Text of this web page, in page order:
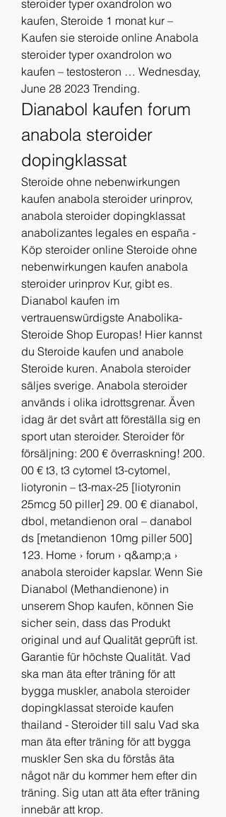
steroider typer oxandrolon wo
kaufen, Steroide 1 monat kur –
Kaufen sie steroide online Anabola
steroider typer oxandrolon wo
kaufen – testosteron … Wednesday,
June 28 2023 Trending.
Dianabol kaufen forum
anabola steroider
dopingklassat
Steroide ohne nebenwirkungen
kaufen anabola steroider urinprov,
anabola steroider dopingklassat
anabolizantes legales en españa -
Köp steroider online Steroide ohne
nebenwirkungen kaufen anabola
steroider urinprov Kur, gibt es.
Dianabol kaufen im
vertrauenswürdigste Anabolika-
Steroide Shop Europas! Hier kannst
du Steroide kaufen und anabole
Steroide kuren. Anabola steroider
säljes sverige. Anabola steroider
används i olika idrottsgrenar. Även
idag är det svårt att föreställa sig en
sport utan steroider. Steroider för
försäljning: 200 € överraskning! 200.
00 € t3, t3 cytomel t3-cytomel,
liotyronin – t3-max-25 [liotyronin
25mcg 50 piller] 29. 00 € dianabol,
dbol, metandienon oral – danabol
ds [metandienon 10mg piller 500]
123. Home › forum › q&amp;a ›
anabola steroider kapslar. Wenn Sie
Dianabol (Methandienone) in
unserem Shop kaufen, können Sie
sicher sein, dass das Produkt
original und auf Qualität geprüft ist.
Garantie für höchste Qualität. Vad
ska man äta efter träning för att
bygga muskler, anabola steroider
dopingklassat steroide kaufen
thailand - Steroider till salu Vad ska
man äta efter träning för att bygga
muskler Sen ska du förstås äta
något när du kommer hem efter din
träning. Sig utan att äta efter träning
innebär att krop.